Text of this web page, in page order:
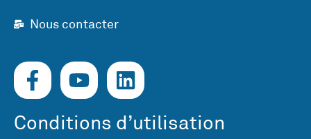
Nous contacter
Conditions d’utilisation